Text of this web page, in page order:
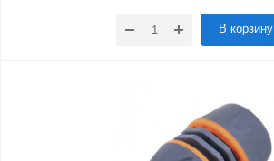
В корзину